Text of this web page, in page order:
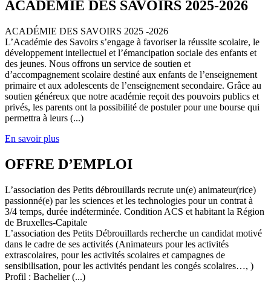
ACADEMIE DES SAVOIRS 2025-2026
ACADÉMIE DES SAVOIRS 2025 -2026
L’Académie des Savoirs s’engage à favoriser la réussite scolaire, le
développement intellectuel et l’émancipation sociale des enfants et
des jeunes. Nous offrons un service de soutien et
d’accompagnement scolaire destiné aux enfants de l’enseignement
primaire et aux adolescents de l’enseignement secondaire. Grâce au
soutien généreux que notre académie reçoit des pouvoirs publics et
privés, les parents ont la possibilité de postuler pour une bourse qui
permettra à leurs (...)
En savoir plus
OFFRE D’EMPLOI
L’association des Petits débrouillards recrute un(e) animateur(rice)
passionné(e) par les sciences et les technologies pour un contrat à
3/4 temps, durée indéterminée. Condition ACS et habitant la Région
de Bruxelles-Capitale
L’association des Petits Débrouillards recherche un candidat motivé
dans le cadre de ses activités (Animateurs pour les activités
extrascolaires, pour les activités scolaires et campagnes de
sensibilisation, pour les activités pendant les congés scolaires…, )
Profil : Bachelier (...)